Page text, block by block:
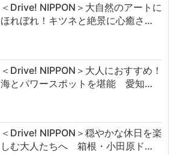
＜Drive! NIPPON＞大自然のアートに
ほれぼれ！キツネと絶景に心癒さ…
＜Drive! NIPPON＞大人におすすめ！
海とパワースポットを堪能 愛知…
＜Drive! NIPPON＞穏やかな休日を楽
しむ大人たちへ 箱根・小田原ド…